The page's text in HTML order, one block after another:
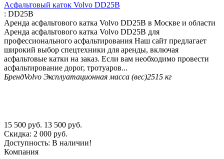
Асфальтовый каток Volvo DD25B
: DD25B
Аренда асфальтового катка Volvo DD25B в Москве и области
Аренда асфальтового катка Volvo DD25B для
профессионального асфальтирования Наш сайт предлагает
широкий выбор спецтехники для аренды, включая
асфальтовые катки на заказ. Если вам необходимо провести
асфальтирование дорог, тротуаров...
БрендVolvo Эксплуатационная масса (вес)2515 кг
15 500 руб. 13 500 руб.
Скидка: 2 000 руб.
Доступность: В наличии!
Компания